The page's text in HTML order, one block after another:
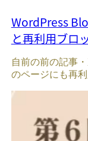
WordPress
と再利用ブロ
自前の前の記事
のページにも再